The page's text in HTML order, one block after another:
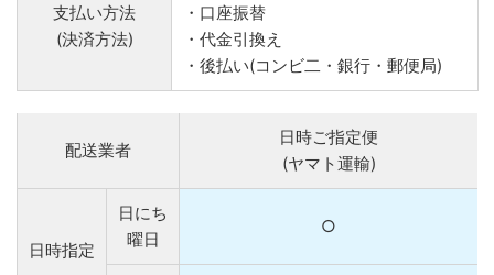
支払い方法
(決済方法)
・口座振替
・代金引換え
・後払い(コンビ二・銀行・郵便局)
配送業者
日時ご指定便
(ヤマト運輸)
日時指定
日にち
曜日
○